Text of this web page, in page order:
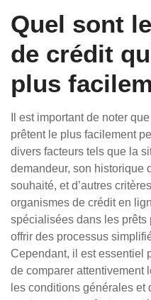
Quel sont
de crédit
plus
Il est important de noter
prêtent le plus facilement
divers facteurs tels que la
demandeur, son historique
souhaité, et d’autres
organismes de crédit en
spécialisées dans les prêts
offrir des processus
Cependant, il est essentiel
de comparer attentivement
les conditions générales et